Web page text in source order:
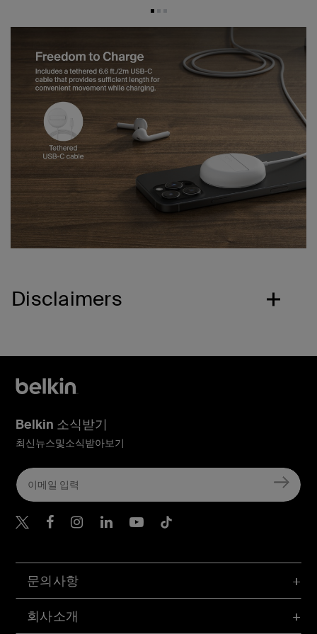
Disclaimers
문의사항
회사소개
Belkin 소식받기
최신뉴스및소식받아보기
Belkin Twitter